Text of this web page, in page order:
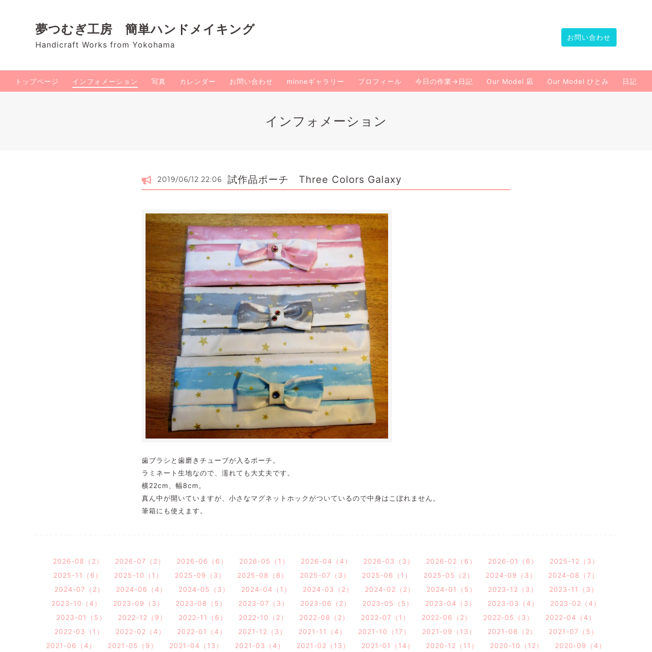
夢つむぎ工房 簡単ハンドメイキング
Handicraft Works from Yokohama
お問い合わせ
トップページ インフォメーション 写真 カレンダー お問い合わせ minneギャラリー プロフィール 今日の作業→日記 Our Model 凪 Our Model ひとみ 日記
インフォメーション
2019/06/12 22:06 試作品ポーチ Three Colors Galaxy
歯ブラシと歯磨きチューブが入るポーチ。
ラミネート生地なので、濡れても大丈夫です。
横22cm、幅8cm。
真ん中が開いていますが、小さなマグネットホックがついているので中身はこぼれません。
筆箱にも使えます。
2026-08（2） 2026-07（2） 2026-06（6） 2026-05（1） 2026-04（4） 2026-03（3） 2026-02（6） 2026-01（6）
2025-12（3）
2025-11（6）
2025-10（1） 2025-09（3） 2025-08（8） 2025-07（3） 2025-06（1） 2025-05（2） 2024-09（3）
2024-08（7）
2024-07（2）
2024-06（4） 2024-05（3） 2024-04（1） 2024-03（2） 2024-02（2） 2024-01（5） 2023-12（3）
2023-11（3）
2023-10（4）
2023-09（3） 2023-08（5） 2023-07（3） 2023-06（2） 2023-05（5） 2023-04（3） 2023-03（4）
2023-02（4）
2023-01（5）
2022-12（9） 2022-11（6） 2022-10（2） 2022-08（2） 2022-07（1） 2022-06（2） 2022-05（3）
2022-04（4）
2022-03（1）
2022-02（4） 2022-01（4） 2021-12（3） 2021-11（4） 2021-10（17） 2021-09（13） 2021-08（2）
2021-07（5）
2021-06（4）
2021-05（9） 2021-04（13） 2021-03（4） 2021-02（13） 2021-01（14） 2020-12（11） 2020-10（12）
2020-09（4）